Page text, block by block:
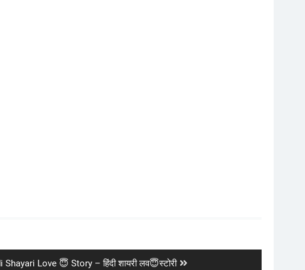
Shayari Love 😇 Story – हिंदी शायरी लव😇स्टोरी